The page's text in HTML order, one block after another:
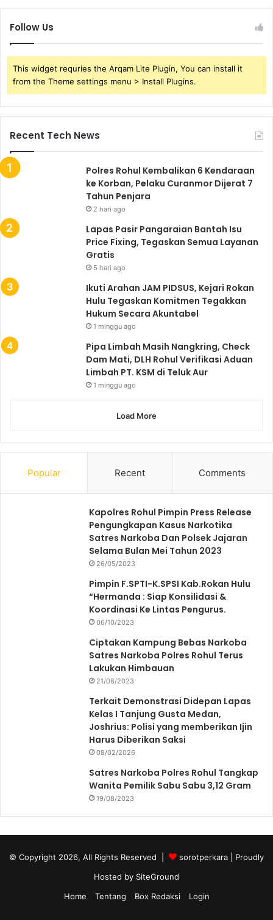
Follow Us
This widget requries the Arqam Lite Plugin, You can install it
from the Theme settings menu > Install Plugins.
Recent Tech News
Polres Rohul Kembalikan 6 Kendaraan
ke Korban, Pelaku Curanmor Dijerat 7
Tahun Penjara
2 hari ago
Lapas Pasir Pangaraian Bantah Isu
Price Fixing, Tegaskan Semua Layanan
Gratis
5 hari ago
Ikuti Arahan JAM PIDSUS, Kejari Rokan
Hulu Tegaskan Komitmen Tegakkan
Hukum Secara Akuntabel
1 minggu ago
Pipa Limbah Masih Nangkring, Check
Dam Mati, DLH Rohul Verifikasi Aduan
Limbah PT. KSM di Teluk Aur
1 minggu ago
Load More
Popular Recent Comments
Kapolres Rohul Pimpin Press Release
Pengungkapan Kasus Narkotika
Satres Narkoba Dan Polsek Jajaran
Selama Bulan Mei Tahun 2023
26/05/2023
Pimpin F.SPTI-K.SPSI Kab.Rokan Hulu
“Hermanda : Siap Konsilidasi &
Koordinasi Ke Lintas Pengurus.
06/10/2023
Ciptakan Kampung Bebas Narkoba
Satres Narkoba Polres Rohul Terus
Lakukan Himbauan
21/08/2023
Terkait Demonstrasi Didepan Lapas
Kelas I Tanjung Gusta Medan,
Joshrius: Polisi yang memberikan Ijin
Harus Diberikan Saksi
08/02/2026
Satres Narkoba Polres Rohul Tangkap
Wanita Pemilik Sabu Sabu 3,12 Gram
19/08/2023
© Copyright 2026, All Rights Reserved | sorotperkara
| Proudly
Hosted by SiteGround
Home
Tentang Box Redaksi Login